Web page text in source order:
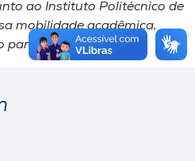
ao Instituto Politécnico de
mobilidade acadêmica​,​
para o acadêmico​.